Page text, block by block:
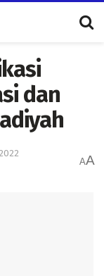
dan
AA